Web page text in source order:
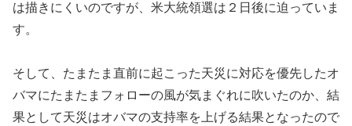
は描きにくいのですが、米大統領選は２日後に迫っていま
す。
そして、たまたま直前に起こった天災に対応を優先したオ
バマにたまたまフォローの風が気まぐれに吹いたのか、結
果として天災はオバマの支持率を上げる結果となったので